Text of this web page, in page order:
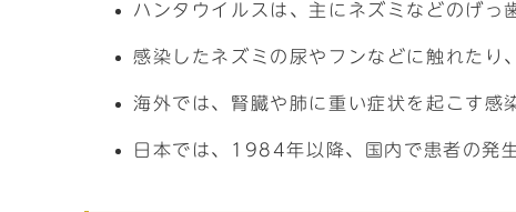
ハンタウイルスは、主にネズミなどのげっ
感染したネズミの尿やフンなどに触れたり
海外では、腎臓や肺に重い症状を起こす感
日本では、1984年以降、国内で患者の発